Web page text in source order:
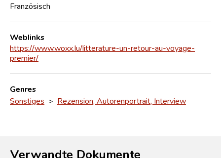
Französisch
Weblinks
https://www.woxx.lu/litterature-un-retour-au-voyage-
premier/
Genres
Sonstiges > Rezension, Autorenportrait, Interview
Verwandte Dokumente